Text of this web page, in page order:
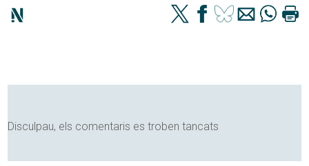
Disculpau, els comentaris es troben tancats